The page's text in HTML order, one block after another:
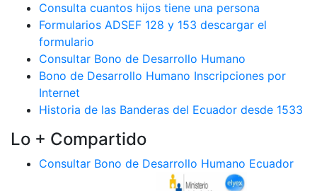
Consulta cuantos hijos tiene una persona
Formularios ADSEF 128 y 153 descargar el
formulario
Consultar Bono de Desarrollo Humano
Bono de Desarrollo Humano Inscripciones por
Internet
Historia de las Banderas del Ecuador desde 1533
Lo + Compartido
Consultar Bono de Desarrollo Humano Ecuador